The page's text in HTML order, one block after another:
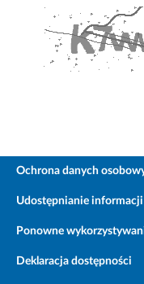
Ochrona danych
Udostępnianie
Ponowne
Deklaracja dostępności